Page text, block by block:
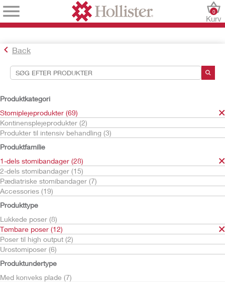
Kurv
0
Back
Produktkategori
Stomiplejeprodukter (69)
Kontinensplejeprodukter (2)
Produkter til intensiv behandling (3)
Produktfamilie
1-dels stomibandager (28)
2-dels stomibandager (15)
Pædiatriske stomibandager (7)
Accessories (19)
Produkttype
Lukkede poser (8)
Tømbare poser (12)
Poser til high output (2)
Urostomiposer (6)
Produktundertype
Med konveks plade (7)
Søgeværktøjer
Dine valg:
Stomiplejeprodukter
1-dels stomibandager
Tømbare poser
Dit valg matchede
Sortér efter: